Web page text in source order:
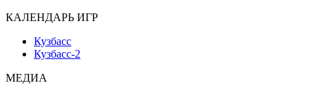
КАЛЕНДАРЬ ИГР
Кузбасс
Кузбасс-2
МЕДИА